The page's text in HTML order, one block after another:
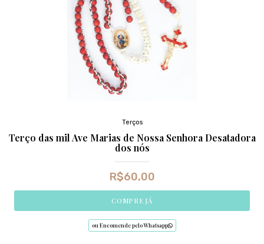
Terços
Terço das mil Ave Marias de Nossa Senhora Desatadora
dos nós
R$60,00
COMPRE JÁ
ou Encomende pelo Whatsapp